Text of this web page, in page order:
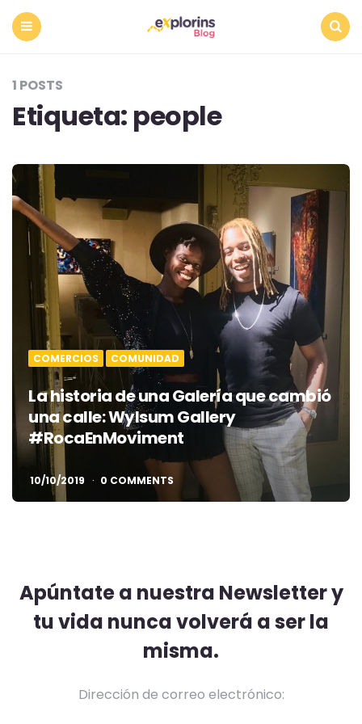
1 POSTS
Etiqueta: people
COMERCIOS COMUNIDAD
La historia de una Galería que cambió
una calle: Wylsum Gallery
#RocaEnMoviment
10/10/2019 0 COMMENTS
Apúntate a nuestra Newsletter y
tu vida nunca volverá a ser la
misma.
Dirección de correo electrónico: